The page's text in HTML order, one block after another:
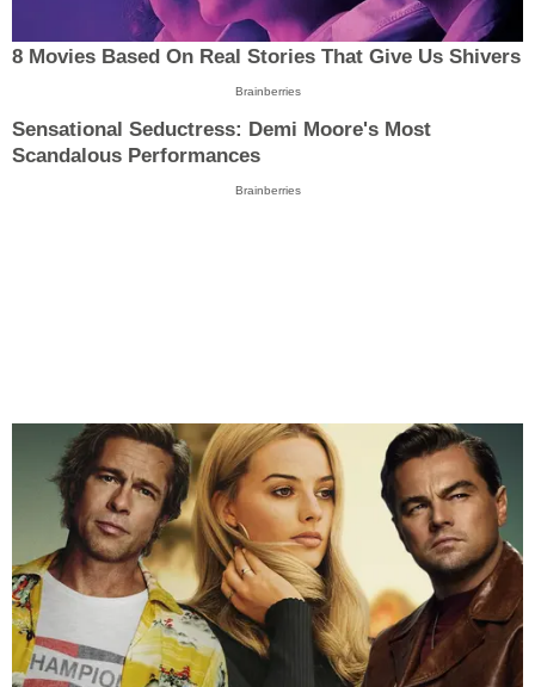
8 Movies Based On Real Stories That Give Us Shivers
Brainberries
Sensational Seductress: Demi Moore's Most
Scandalous Performances
Brainberries